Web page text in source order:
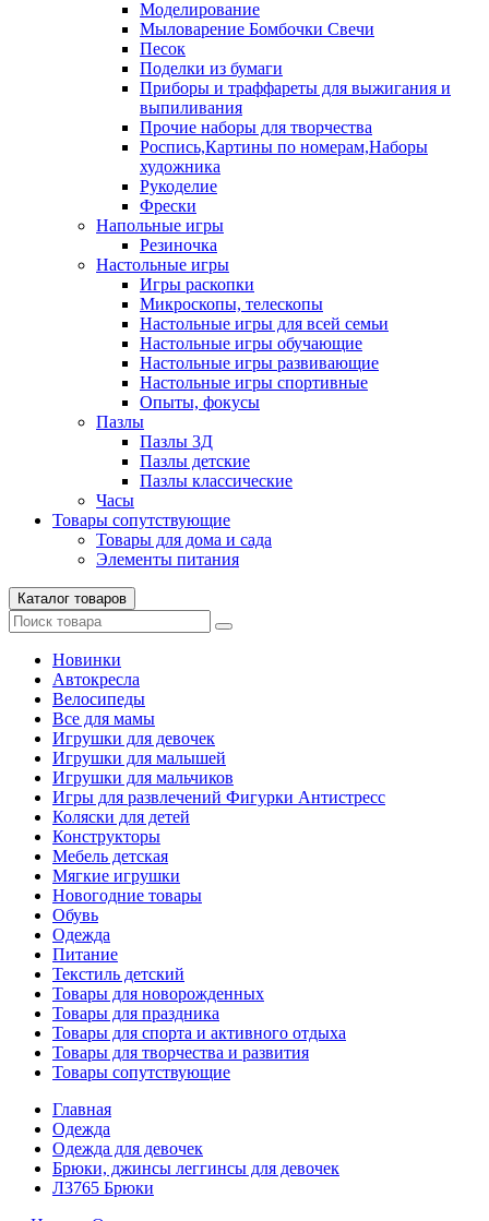
Моделирование
Мыловарение Бомбочки Свечи
Песок
Поделки из бумаги
Приборы и траффареты для выжигания и
выпиливания
Прочие наборы для творчества
Роспись,Картины по номерам,Наборы
художника
Рукоделие
Фрески
Напольные игры
Резиночка
Настольные игры
Игры раскопки
Микроскопы, телескопы
Настольные игры для всей семьи
Настольные игры обучающие
Настольные игры развивающие
Настольные игры спортивные
Опыты, фокусы
Пазлы
Пазлы 3Д
Пазлы детские
Пазлы классические
Часы
Товары сопутствующие
Товары для дома и сада
Элементы питания
Каталог товаров
Новинки
Автокресла
Велосипеды
Все для мамы
Игрушки для девочек
Игрушки для малышей
Игрушки для мальчиков
Игры для развлечений Фигурки Антистресс
Коляски для детей
Конструкторы
Мебель детская
Мягкие игрушки
Новогодние товары
Обувь
Одежда
Питание
Текстиль детский
Товары для новорожденных
Товары для праздника
Товары для спорта и активного отдыха
Товары для творчества и развития
Товары сопутствующие
Главная
Одежда
Одежда для девочек
Брюки, джинсы леггинсы для девочек
Л3765 Брюки